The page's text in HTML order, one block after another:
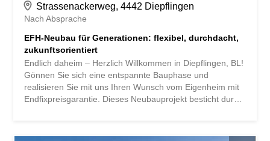
Strassenackerweg, 4442 Diepflingen
Nach Absprache
EFH-Neubau für Generationen: flexibel, durchdacht,
zukunftsorientiert
Endlich daheim – Herzlich Willkommen in Diepflingen, BL!
Gönnen Sie sich eine entspannte Bauphase und
realisieren Sie mit uns Ihren Wunsch vom Eigenheim mit
Endfixpreisgarantie. Dieses Neubauprojekt besticht durch
anpassbaren Grundriss, der viel Raum für Ihre